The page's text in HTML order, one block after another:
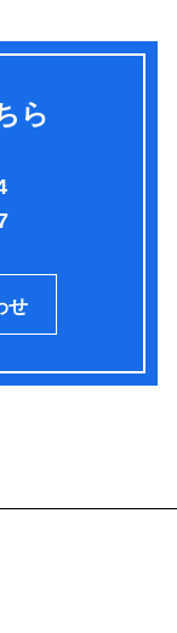
ら
せ